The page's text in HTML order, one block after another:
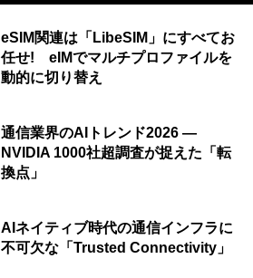
eSIM関連は「LibeSIM」にすべてお
任せ! eIMでマルチプロファイルを
動的に切り替え
通信業界のAIトレンド2026 ―
NVIDIA 1000社超調査が捉えた「転
換点」
AIネイティブ時代の通信インフラに
不可欠な「Trusted Connectivity」